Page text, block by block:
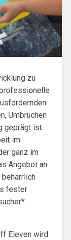
zu
Umbrüchen
geprägt ist.
im
ganz im
Angebot an
fester
Eleven wird